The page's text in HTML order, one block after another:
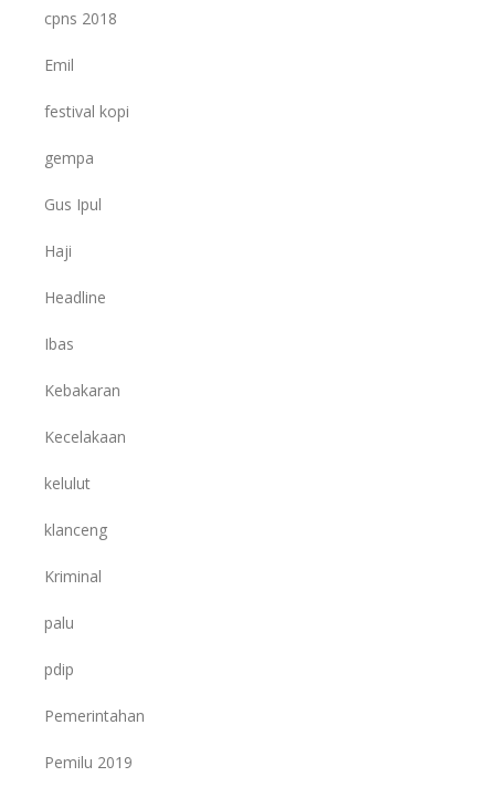
cpns 2018
Emil
festival kopi
gempa
Gus Ipul
Haji
Headline
Ibas
Kebakaran
Kecelakaan
kelulut
klanceng
Kriminal
palu
pdip
Pemerintahan
Pemilu 2019